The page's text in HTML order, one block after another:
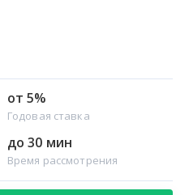
от 5%
Годовая ставка
до 30 мин
Время рассмотрения